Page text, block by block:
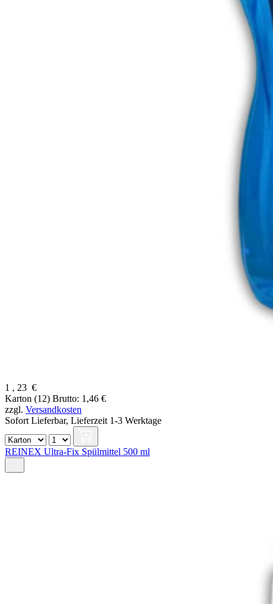
1 , 23 €
Karton (12) Brutto: 1,46 €
zzgl. Versandkosten
Sofort Lieferbar, Lieferzeit 1-3 Werktage
REINEX Ultra-Fix Spülmittel 500 ml